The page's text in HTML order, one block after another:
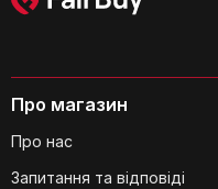
Про магазин
Про нас
Запитання та відповіді